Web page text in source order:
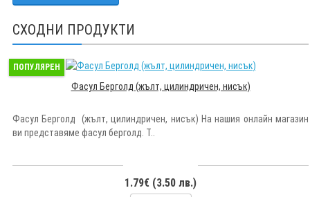
СХОДНИ ПРОДУКТИ
ПОПУЛЯРЕН
Фасул Берголд (жълт, цилиндричен, нисък)
Фасул Берголд (жълт, цилиндричен, нисък) На нашия онлайн магазин
ви представяме фасул берголд. Т..
1.79€ (3.50 лв.)